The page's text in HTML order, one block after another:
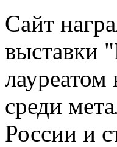
Сайт
выставки
среди
России и